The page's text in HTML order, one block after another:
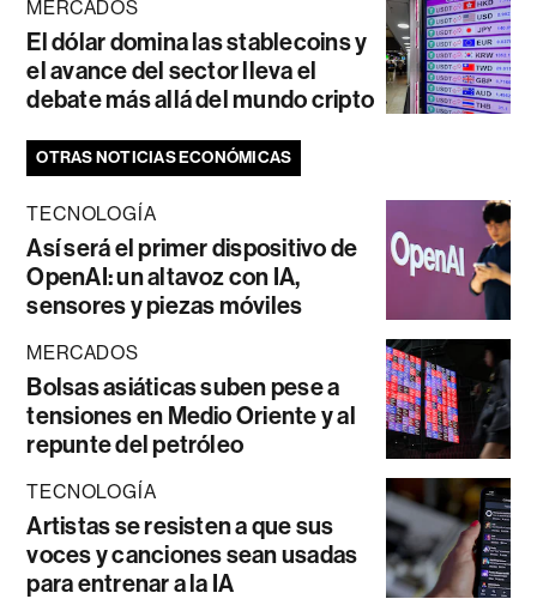
MERCADOS
El dólar domina las stablecoins y
el avance del sector lleva el
debate más allá del mundo cripto
OTRAS NOTICIAS ECONÓMICAS
TECNOLOGÍA
Así será el primer dispositivo de
OpenAI: un altavoz con IA,
sensores y piezas móviles
MERCADOS
Bolsas asiáticas suben pese a
tensiones en Medio Oriente y al
repunte del petróleo
TECNOLOGÍA
Artistas se resisten a que sus
voces y canciones sean usadas
para entrenar a la IA